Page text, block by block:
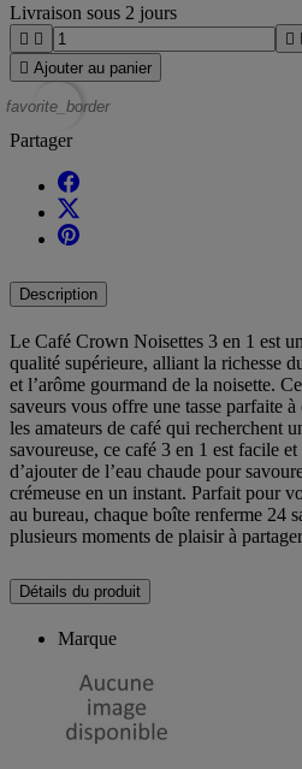
Livraison sous 2 jours
  
 Ajouter au panier
favorite_border
Partager
Description
Le Café Crown Noisettes 3 en 1 est
qualité supérieure, alliant la richesse
et l’arôme gourmand de la noisette.
saveurs vous offre une tasse parfaite
les amateurs de café qui recherchent
savoureuse, ce café 3 en 1 est facile
d’ajouter de l’eau chaude pour
crémeuse en un instant. Parfait pour
au bureau, chaque boîte renferme 24
plusieurs moments de plaisir à
Détails du produit
Marque